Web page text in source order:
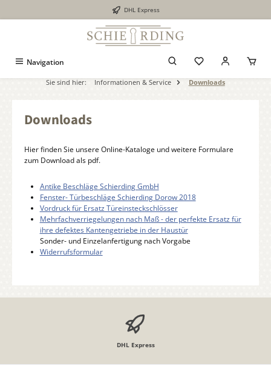
DHL Express
Navigation
Sie sind hier: Informationen & Service Downloads
Downloads
Hier finden Sie unsere Online-Kataloge und weitere Formulare
zum Download als pdf.
Antike Beschläge Schierding GmbH
Fenster- Türbeschläge Schierding Dorow 2018
Vordruck für Ersatz Türeinsteckschlösser
Mehrfachverriegelungen nach Maß - der perfekte Ersatz für
ihre defektes Kantengetriebe in der Haustür
Sonder- und Einzelanfertigung nach Vorgabe
Widerrufsformular
DHL Express